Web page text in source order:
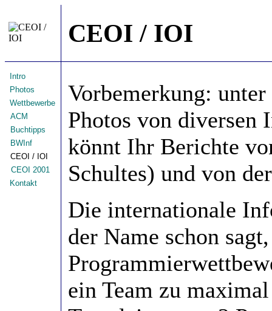
CEOI / IOI
Intro
Photos
Wettbewerbe
ACM
Buchtipps
BWInf
CEOI / IOI
CEOI 2001
Kontakt
Vorbemerkung: unter
Photos von diversen
könnt Ihr Berichte
Schultes) und von
Die internationale
der Name schon
ein Team zu